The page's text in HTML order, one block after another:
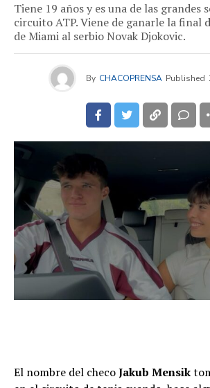
Tiene 19 años y es una de las grandes
circuito ATP. Viene de ganarle la final
de Miami al serbio Novak Djokovic.
By CHACOPRENSA Published
El nombre del checoJakub Mensik